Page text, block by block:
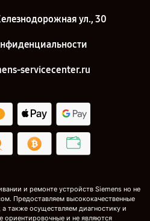
ул., 30
servicecenter.ru
и ремонте устройств Siemens но не
Предоставляем высококачественные
а также осуществляем диагностику и
ориентировочные и не являются